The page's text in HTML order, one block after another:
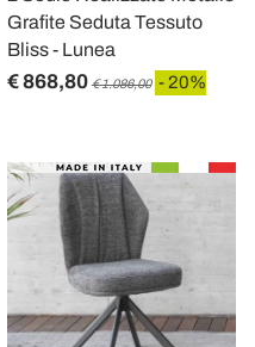
Grafite Seduta Tessuto
Bliss - Lunea
€ 868,80 € 1.086,00 - 20%